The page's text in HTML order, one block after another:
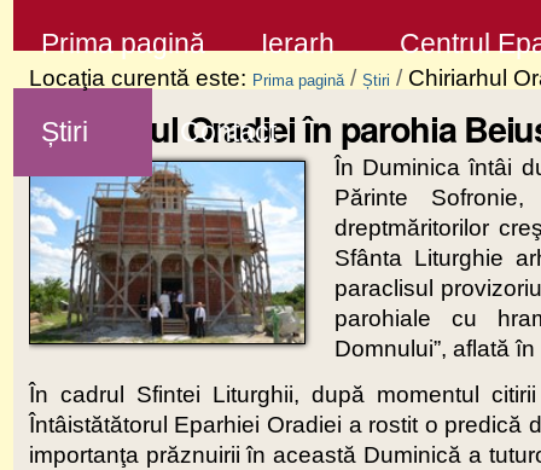
la
conţinut
Sari
la
navigare
Prima pagină Ierarh Centrul
Știri Contact
Locaţia curentă este: Prima pagină / Știri / Chiriarhul
Chiriarhul Oradiei în parohia
În Duminica întâi
Părinte
dreptmăritorilor
Sfânta Liturghie
paraclisul
parohiale cu
Domnului”, aflată
În cadrul Sfintei Liturghii, după momentul
Întâistătătorul Eparhiei Oradiei a rostit o
importanţa prăznuirii în această Duminică a